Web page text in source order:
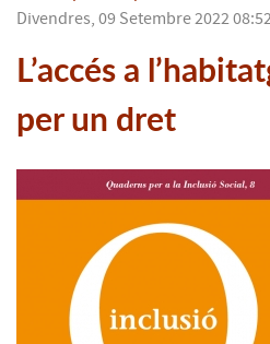
Divendres, 09 Setembre 2022
L’accés a
per un dret